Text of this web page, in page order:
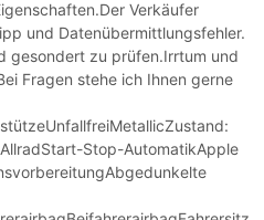
Verkäufer
und Datenübermittlungsfehler.
gesondert zu prüfen.Irrtum und
Fragen stehe ich Ihnen gerne
Stop-AutomatikApple